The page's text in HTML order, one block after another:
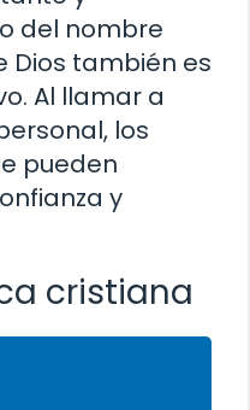
del nombre
Dios también es
Al llamar a
los
pueden
y
cristiana